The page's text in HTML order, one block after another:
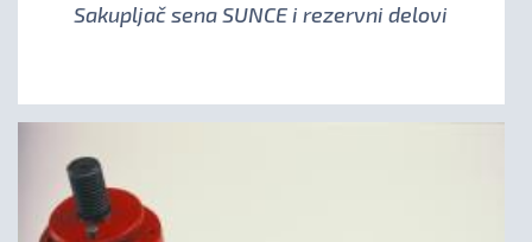
Sakupljač sena SUNCE i rezervni delovi